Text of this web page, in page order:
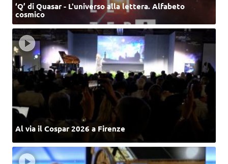
‘Q’ di Quasar - L'universo alla lettera. Alfabeto
cosmico
Al via il Cospar 2026 a Firenze